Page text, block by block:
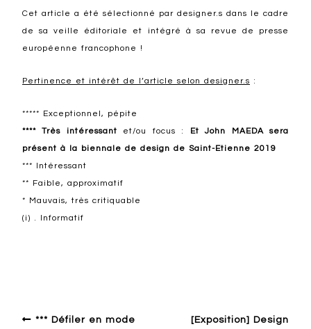
Cet article a été sélectionné par designer.s dans le cadre
de sa veille éditoriale et intégré à sa revue de presse
européenne francophone !
Pertinence et intérêt de l’article selon designer.s :
***** Exceptionnel, pépite
**** Très intéressant et/ou focus :
Et John MAEDA sera
présent à la biennale de design de Saint-Etienne 2019
*** Intéressant
** Faible, approximatif
* Mauvais, très critiquable
(i) . Informatif
*** Défiler en mode
[Exposition] Design